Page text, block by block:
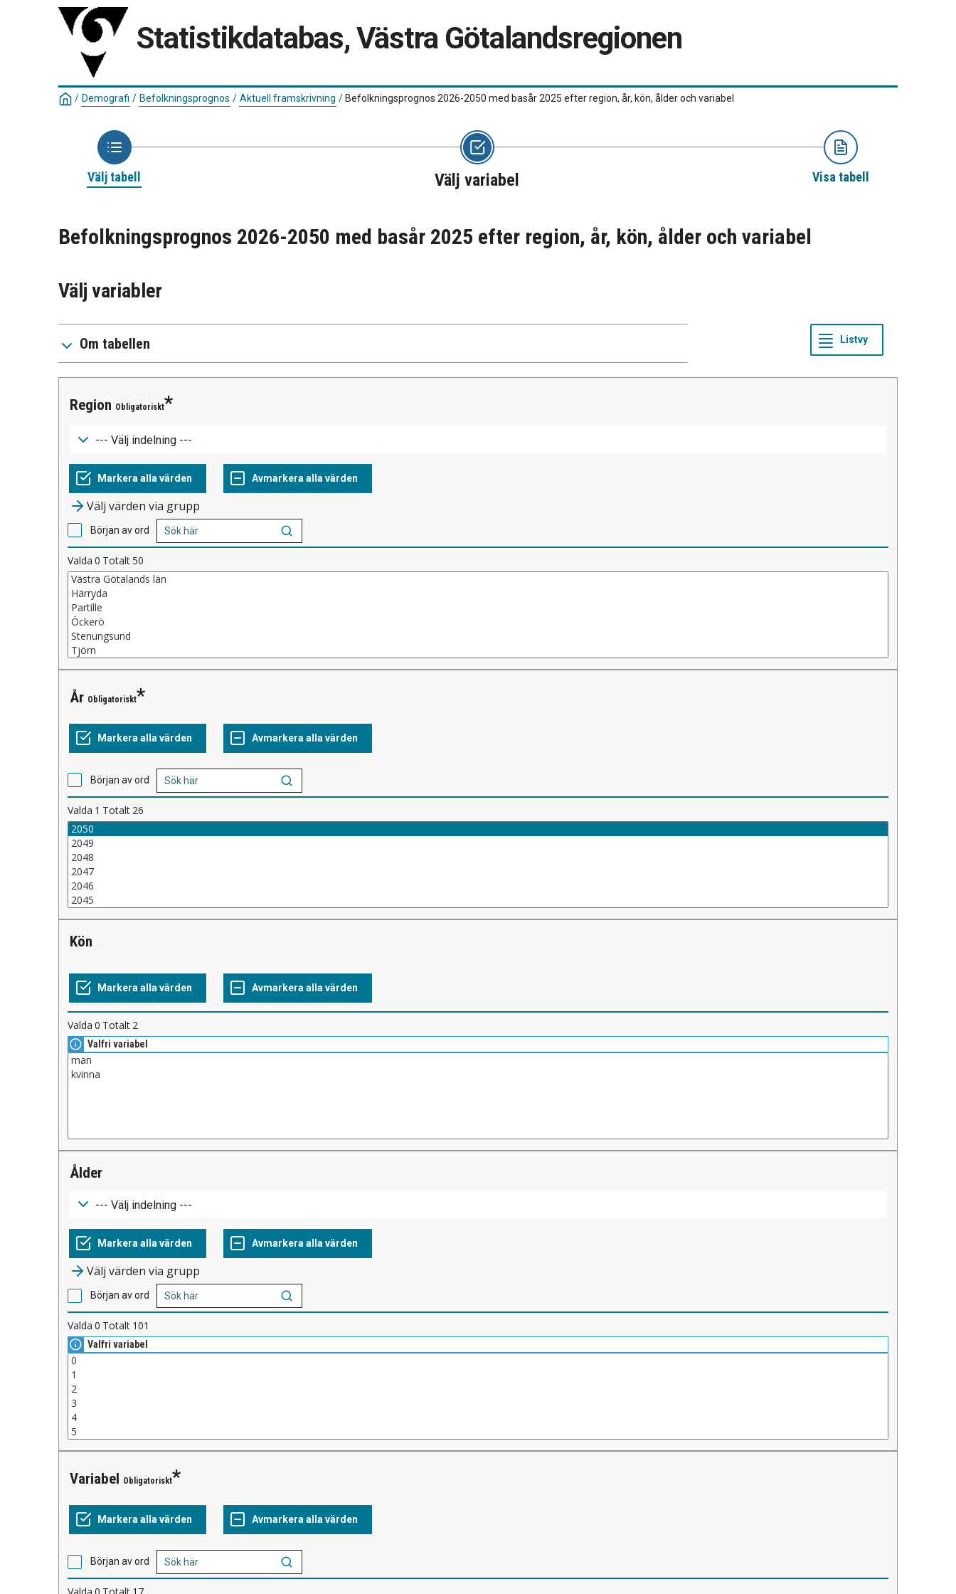
Statistikdatabas, Västra Götalandsregionen
/ Demografi / Befolkningsprognos / Aktuell framskrivning / Befolkningsprognos 2026-2050 med basår 2025 efter region, år, kön, ålder och variabel
Välj tabell Välj variabel Visa tabell
Befolkningsprognos 2026-2050 med basår 2025 efter region, år, kön, ålder och variabel
Välj variabler
Om tabellen
region Obligatoriskt
Välj värden via grupp
Början av ord
Valda 0 Totalt50
år Obligatoriskt
Början av ord
Valda 1 Totalt 26
kön
Valda 0 Totalt 2
Valfri variabel
ålder
Välj värden via grupp
Början av ord
Valda 0 Totalt 101
Valfri variabel
variabel Obligatoriskt
Början av ord